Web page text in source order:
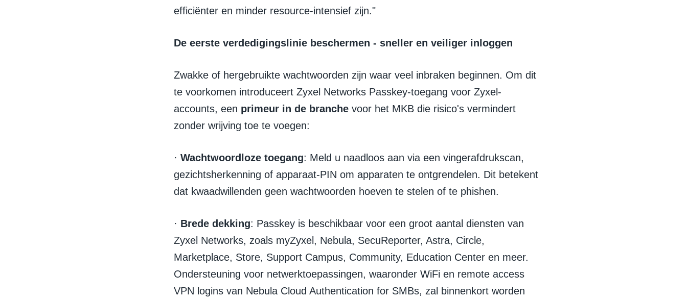
efficiënter en minder resource-intensief zijn."
De eerste verdedigingslinie beschermen - sneller en veiliger inloggen
Zwakke of hergebruikte wachtwoorden zijn waar veel inbraken beginnen. Om dit
te voorkomen introduceert Zyxel Networks Passkey-toegang voor Zyxel-
accounts, een primeur in de branche voor het MKB die risico's vermindert
zonder wrijving toe te voegen:
· Wachtwoordloze toegang: Meld u naadloos aan via een vingerafdrukscan,
gezichtsherkenning of apparaat-PIN om apparaten te ontgrendelen. Dit betekent
dat kwaadwillenden geen wachtwoorden hoeven te stelen of te phishen.
· Brede dekking: Passkey is beschikbaar voor een groot aantal diensten van
Zyxel Networks, zoals myZyxel, Nebula, SecuReporter, Astra, Circle,
Marketplace, Store, Support Campus, Community, Education Center en meer.
Ondersteuning voor netwerktoepassingen, waaronder WiFi en remote access
VPN logins van Nebula Cloud Authentication for SMBs, zal binnenkort worden